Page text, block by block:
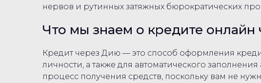
нервов и рутинных затяжных бюрократических
Что мы знаем о кредите
Кредит через Дию — это способ оформления
личности, а также для автоматического
процесс получения средств, поскольку вам не